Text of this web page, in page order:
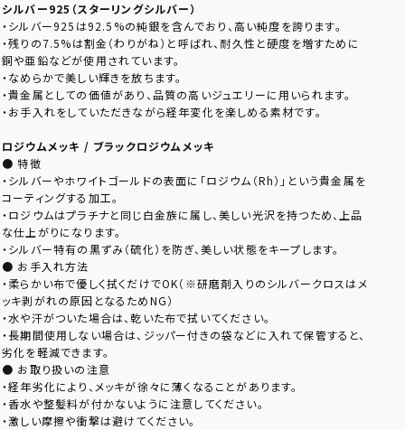
シルバー925（スターリングシルバー）
・シルバー925は92.5%の純銀を含んでおり、高い純度を誇ります。
・残りの7.5%は割金（わりがね）と呼ばれ、耐久性と硬度を増すために
銅や亜鉛などが使用されています。
・なめらかで美しい輝きを放ちます。
・貴金属としての価値があり、品質の高いジュエリーに用いられます。
・お手入れをしていただきながら経年変化を楽しめる素材です。
ロジウムメッキ / ブラックロジウムメッキ
● 特徴
・シルバーやホワイトゴールドの表面に「ロジウム（Rh）」という貴金属を
コーティングする加工。
・ロジウムはプラチナと同じ白金族に属し、美しい光沢を持つため、上品
な仕上がりになります。
・シルバー特有の黒ずみ（硫化）を防ぎ、美しい状態をキープします。
● お手入れ方法
・柔らかい布で優しく拭くだけでOK（※研磨剤入りのシルバークロスはメ
ッキ剥がれの原因となるためNG）
・水や汗がついた場合は、乾いた布で拭いてください。
・長期間使用しない場合は、ジッパー付きの袋などに入れて保管すると、
劣化を軽減できます。
● お取り扱いの注意
・経年劣化により、メッキが徐々に薄くなることがあります。
・香水や整髪料が付かないように注意してください。
・激しい摩擦や衝撃は避けてください。